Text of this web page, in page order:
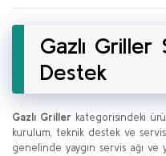
Gazlı Griller
Destek
Gazlı Griller kategorisindeki
kurulum, teknik destek ve
genelinde yaygın servis ağı